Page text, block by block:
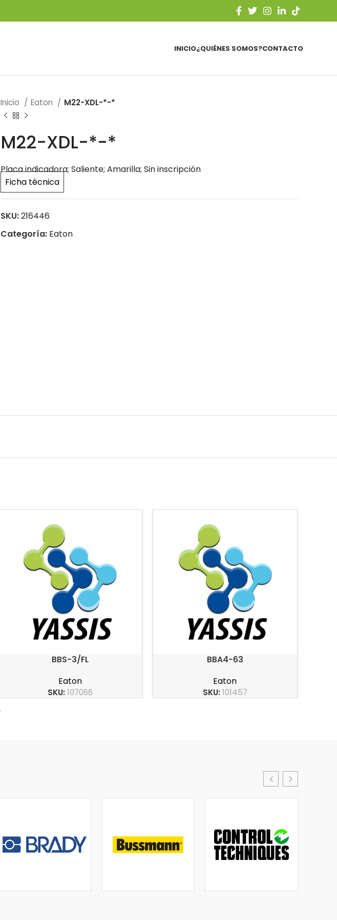
INICIO¿QUIÉNES SOMOS?CONTACTO
Inicio Eaton M22-XDL-*-*
M22-XDL-*-*
Placa indicadora; Saliente; Amarilla; Sin inscripción
Ficha técnica
SKU:216446
Categoría: Eaton
BBS-3/FL
Eaton
SKU:107066
BBA4-63
Eaton
SKU:101457